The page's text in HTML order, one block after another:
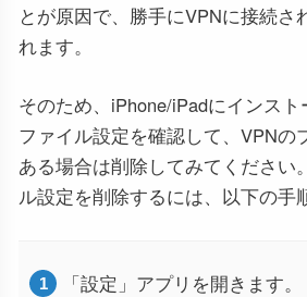
とが原因で、勝手にVPNに接続さ
れます。
そのため、iPhone/iPadにインス
ファイル設定を確認して、VPNの
ある場合は削除してみてください
ル設定を削除するには、以下の手
「設定」アプリを開きます。